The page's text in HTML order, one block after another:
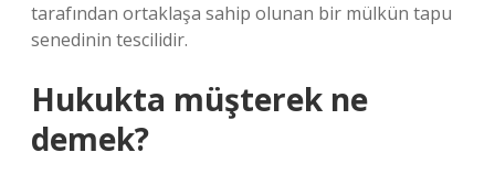
tarafından ortaklaşa sahip olunan bir mülkün tapu
senedinin tescilidir.
Hukukta müşterek ne
demek?